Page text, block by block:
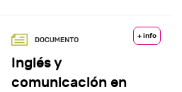
+ info
Inglés y
comunicación en